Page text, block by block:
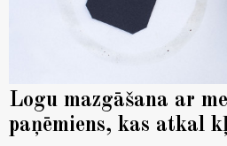
Logu mazgāšana ar
paņēmiens, kas atkal